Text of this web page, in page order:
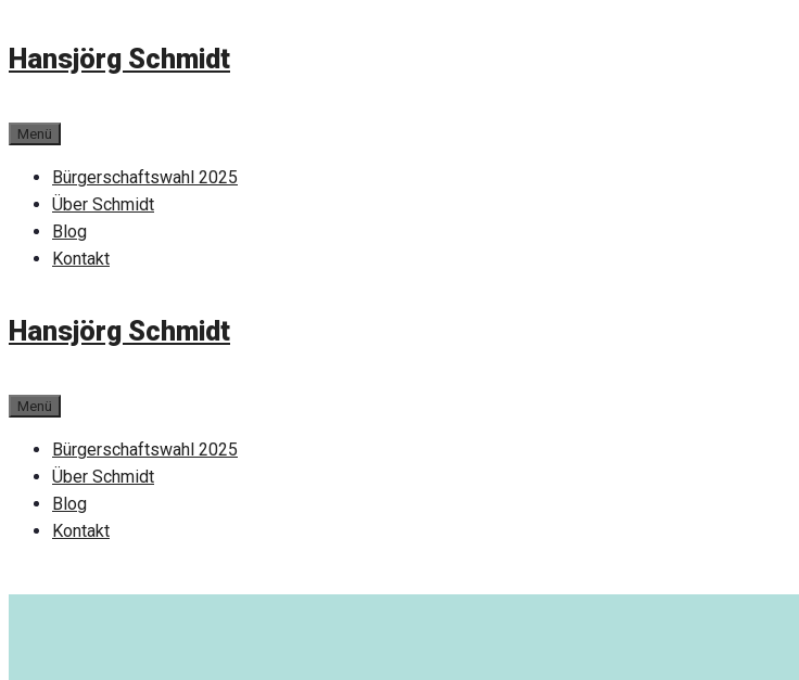
Inhalt
Hansjörg Schmidt
Menü
Bürgerschaftswahl 2025
Über Schmidt
Blog
Kontakt
Hansjörg Schmidt
Menü
Bürgerschaftswahl 2025
Über Schmidt
Blog
Kontakt